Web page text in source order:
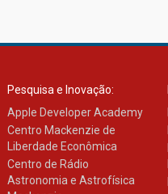
Pesquisa e Inovação:
Apple Developer Academy
Centro Mackenzie de
Liberdade Econômica
Centro de Rádio
Astronomia e Astrofísica